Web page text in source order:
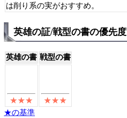
は削り系の実がおすすめ。
英雄の証/戦型の書の優先度
英雄の書 戦型の書
★の基準